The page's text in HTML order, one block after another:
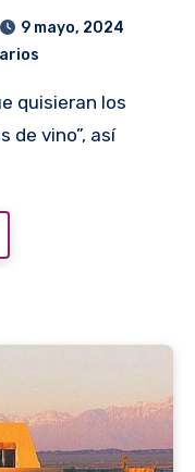
9 mayo, 2024
de vino”, así